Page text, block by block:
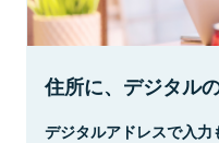
住所に、デジタル
デジタルアドレスで入力